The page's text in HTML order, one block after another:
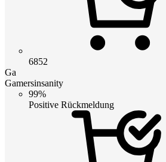
6852
Ga
Gamersinsanity
99%
Positive Rückmeldung